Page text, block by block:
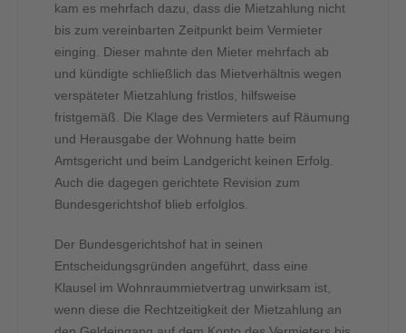
kam es mehrfach dazu, dass die Mietzahlung nicht
bis zum vereinbarten Zeitpunkt beim Vermieter
einging. Dieser mahnte den Mieter mehrfach ab
und kündigte schließlich das Mietverhältnis wegen
verspäteter Mietzahlung fristlos, hilfsweise
fristgemäß. Die Klage des Vermieters auf Räumung
und Herausgabe der Wohnung hatte beim
Amtsgericht und beim Landgericht keinen Erfolg.
Auch die dagegen gerichtete Revision zum
Bundesgerichtshof blieb erfolglos.
Der Bundesgerichtshof hat in seinen
Entscheidungsgründen angeführt, dass eine
Klausel im Wohnraummietvertrag unwirksam ist,
wenn diese die Rechtzeitigkeit der Mietzahlung an